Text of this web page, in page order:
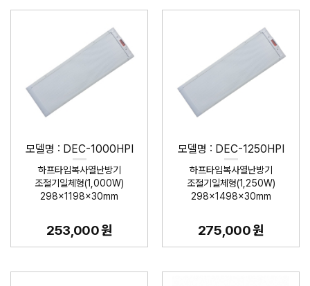
모델명 : DEC-1000HPI
하프타입복사열난방기
조절기일체형(1,000W)
298×1198×30mm
253,000 원
모델명 : DEC-1250HPI
하프타입복사열난방기
조절기일체형(1,250W)
298×1498×30mm
275,000 원